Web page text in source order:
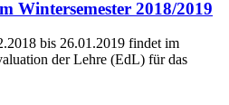
Wintersemester 2018/2019
bis 26.01.2019 findet im
der Lehre (EdL) für das